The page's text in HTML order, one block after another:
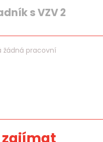
s VZV 2
žádná pracovní
zajímat